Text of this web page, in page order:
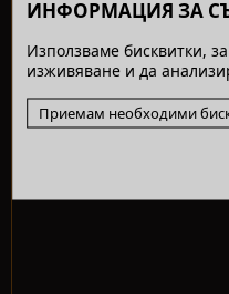
ИНФОРМАЦИЯ ЗА
Използваме бисквитки,
изживяване и да
Приемам необходими